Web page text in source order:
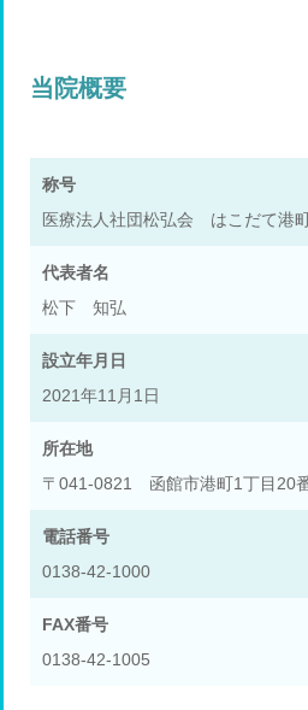
当院概要
称号
医療法人社団松弘会 はこだて港
代表者名
松下 知弘
設立年月日
2021年11月1日
所在地
〒041-0821 函館市港町1丁目20
電話番号
0138-42-1000
FAX番号
0138-42-1005